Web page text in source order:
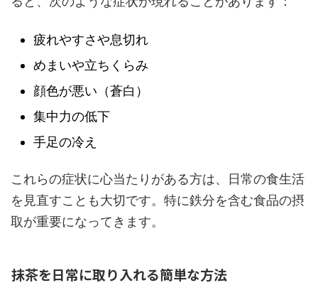
疲れやすさや息切れ
めまいや立ちくらみ
顔色が悪い（蒼白）
集中力の低下
手足の冷え
これらの症状に心当たりがある方は、日常の食生活
を見直すことも大切です。特に鉄分を含む食品の摂
取が重要になってきます。
抹茶を日常に取り入れる簡単な方法